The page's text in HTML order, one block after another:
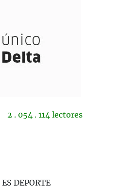
2 . 054 . 114 lectores
DEPORTE